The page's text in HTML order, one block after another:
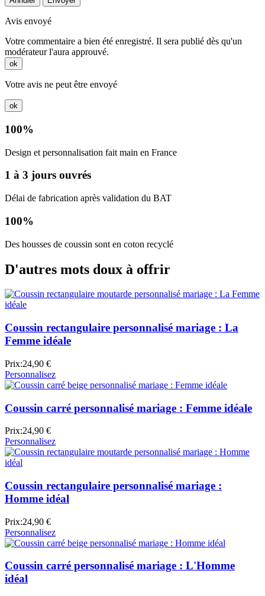
Avis envoyé
Votre commentaire a bien été enregistré. Il sera publié dès qu'un
modérateur l'aura approuvé.
ok
Votre avis ne peut être envoyé
ok
100%
Design et personnalisation fait main en France
1 à 3 jours ouvrés
Délai de fabrication après validation du BAT
100%
Des housses de coussin sont en coton recyclé
D'autres mots doux à offrir
Coussin rectangulaire personnalisé mariage : La
Femme idéale
Prix:24,90 €
Personnalisez
Coussin carré personnalisé mariage : Femme idéale
Prix:24,90 €
Personnalisez
Coussin rectangulaire personnalisé mariage :
Homme idéal
Prix:24,90 €
Personnalisez
Coussin carré personnalisé mariage : L'Homme
idéal